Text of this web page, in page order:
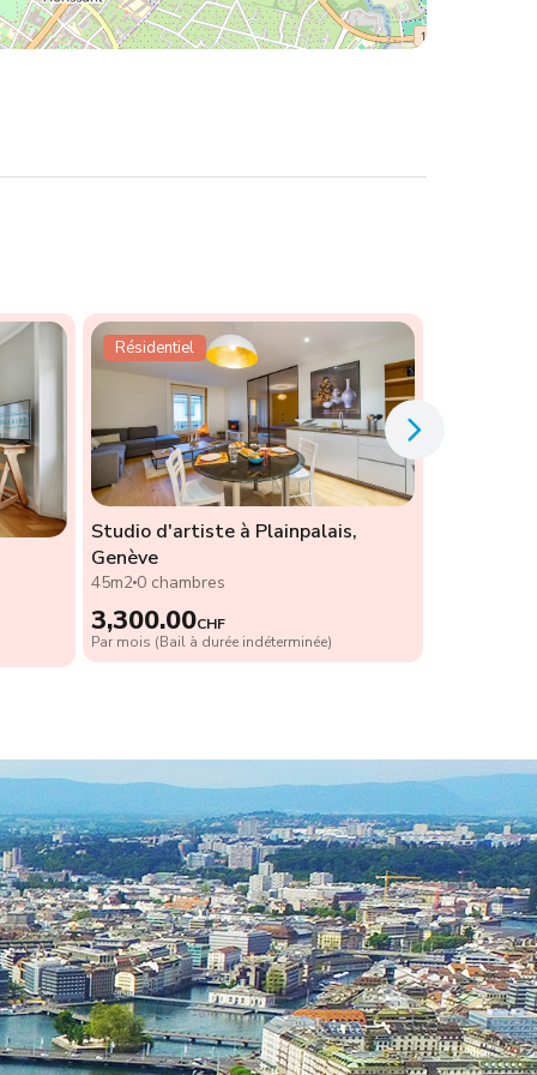
Résidentiel
Studio d'artiste à Plainpalais,
Genève
45m2 0 chambres
3,300.00CHF
Par mois (Bail à durée indéterminée)